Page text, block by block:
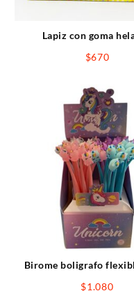
Lapiz con goma
$670
Birome boligrafo
$1.080